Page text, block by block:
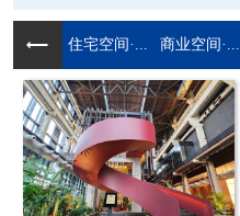
住宅空间·... 商业空间·...